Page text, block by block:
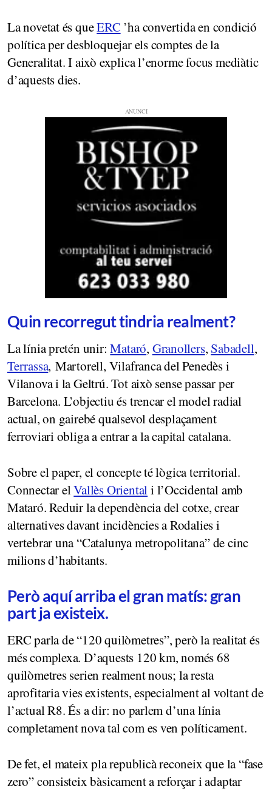
La novetat és queERC ’ha convertida en condició
política per desbloquejar els comptes de la
Generalitat. I això explica l’enorme focus mediàtic
d’aquests dies.
Quin recorregut tindria realment?
La línia pretén unir:Mataró, Granollers, Sabadell,
Terrassa, Martorell, Vilafranca del Penedès i
Vilanova i la Geltrú. Tot això sense passar per
Barcelona. L’objectiu és trencar el model radial
actual, on gairebé qualsevol desplaçament
ferroviari obliga a entrar a la capital catalana.
Sobre el paper, el concepte té lògica territorial.
Connectar elVallès Oriental i l’Occidental amb
Mataró. Reduir la dependència del cotxe, crear
alternatives davant incidències a Rodalies i
vertebrar una “Catalunya metropolitana” de cinc
milions d’habitants.
Però aquí arriba el gran matís: gran
part ja existeix.
ERC parla de “120 quilòmetres”, però la realitat és
més complexa. D’aquests 120 km, només 68
quilòmetres serien realment nous; la resta
aprofitaria vies existents, especialment al voltant de
l’actual R8. És a dir: no parlem d’una línia
completament nova tal com es ven políticament.
De fet, el mateix pla republicà reconeix que la “fase
zero” consisteix bàsicament a reforçar i adaptar